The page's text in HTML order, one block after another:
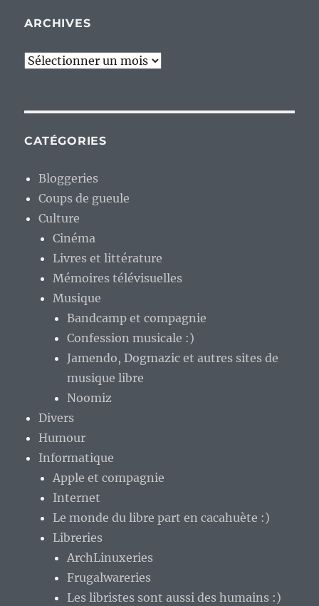
ARCHIVES
Archives
CATÉGORIES
Bloggeries
Coups de gueule
Culture
Cinéma
Livres et littérature
Mémoires télévisuelles
Musique
Bandcamp et compagnie
Confession musicale :)
Jamendo, Dogmazic et autres sites de
musique libre
Noomiz
Divers
Humour
Informatique
Apple et compagnie
Internet
Le monde du libre part en cacahuète :)
Libreries
ArchLinuxeries
Frugalwareries
Les libristes sont aussi des humains :)